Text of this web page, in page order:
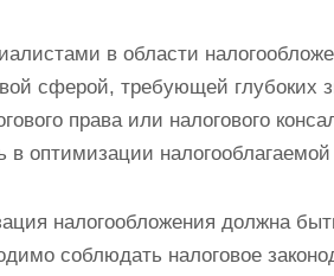
в области
сферой, требующей глубоких
права или налогового
оптимизации
налогообложения должна
соблюдать налоговое